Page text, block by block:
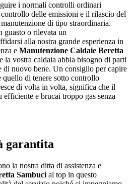
i normali controlli ordinari
delle emissioni e il rilascio del
di tipo straordinaria.
guasto o rilevata un
alla nostra grande esperienza in
e Manutenzione Caldaie Beretta
la vostra caldaia abbia bisogno di parti
di nuovo bene. Un consiglio per capire
quello di tenere sotto controllo
di volta in volta, significa che il
e brucai troppo gas senza
garantita
la nostra ditta di assistenza e
Sambuci al top in questo